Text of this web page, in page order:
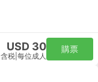
USD 30
含税 每位成人
購票